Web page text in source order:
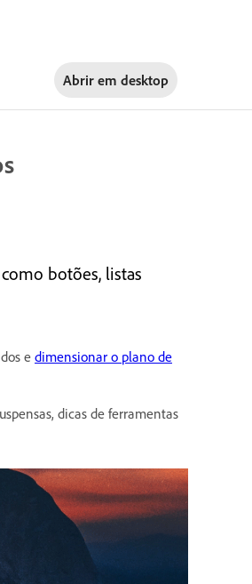
Abrir em desktop
botões, listas
edimensionar o plano de
dicas de ferramentas